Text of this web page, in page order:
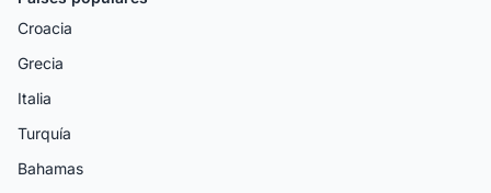
Croacia
Grecia
Italia
Turquía
Bahamas